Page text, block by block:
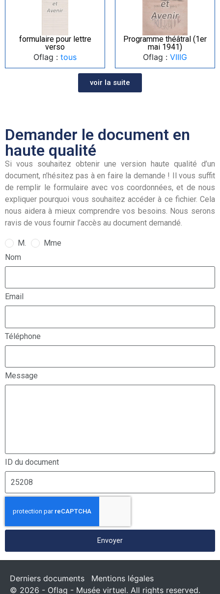
formulaire pour lettre
verso
Oflag : tous
Programme théâtral (1er
mai 1941)
Oflag : VIIIG
voir la suite
Demander le document en
haute qualité
Si vous souhaitez obtenir une version haute qualité d’un
document, n’hésitez pas à en faire la demande ! Il vous suffit
de remplir le formulaire avec vos coordonnées, et de nous
expliquer pourquoi vous souhaitez accéder à ce fichier. Cela
nous aidera à mieux comprendre vos besoins. Nous serons
ravis de vous fournir l’accès au document demandé.
M.
Mme
Nom
Email
Téléphone
Message
ID du document
Envoyer
Derniers documents
Mentions légales
© 2026 - Oflag - Musée virtuel. All rights reserved.